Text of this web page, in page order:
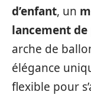
d’enfant, un
lancement
arche de
élégance
flexible pour